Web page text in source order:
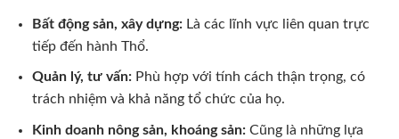
Bất động sản, xây dựng:Là các lĩnh vực liên quan trực
tiếp đến hành Thổ.
Quản lý, tư vấn:Phù hợp với tính cách thận trọng, có
trách nhiệm và khả năng tổ chức của họ.
Kinh doanh nông sản, khoáng sản:Cũng là những lựa